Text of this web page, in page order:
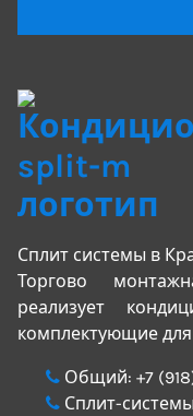
Сплит системы в
Торгово
реализует
комплектующие
Общий: +7
Сплит-